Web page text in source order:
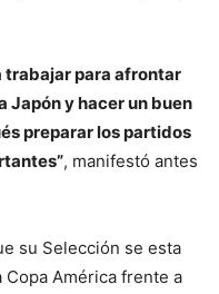
trabajar para afrontar
Japón y hacer un buen
preparar los partidos
, manifestó antes
su Selección se esta
Copa América frente a